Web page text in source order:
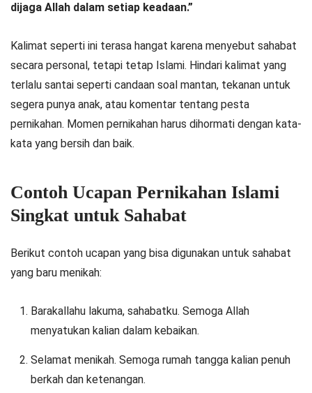
dijaga Allah dalam setiap keadaan.”
Kalimat seperti ini terasa hangat karena menyebut sahabat
secara personal, tetapi tetap Islami. Hindari kalimat yang
terlalu santai seperti candaan soal mantan, tekanan untuk
segera punya anak, atau komentar tentang pesta
pernikahan. Momen pernikahan harus dihormati dengan kata-
kata yang bersih dan baik.
Contoh Ucapan Pernikahan Islami
Singkat untuk Sahabat
Berikut contoh ucapan yang bisa digunakan untuk sahabat
yang baru menikah:
Barakallahu lakuma, sahabatku. Semoga Allah
menyatukan kalian dalam kebaikan.
Selamat menikah. Semoga rumah tangga kalian penuh
berkah dan ketenangan.